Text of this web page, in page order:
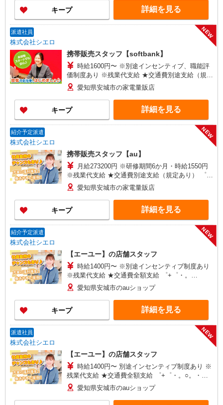
インセンティブ支給(規定有) ★月2回払い・週払い
可能（規程有）★ ゜・。○。・゜+゜・。○。・゜
+゜
キープ 詳細を見る
派遣社員
株式会社シエロ
NEW
携帯販売スタッフ【softbank】
時給1600円〜 ※別途インセンティブ、職能評
価制度あり ※残業代支給 ★交通費別途支給（規定
あり） ゜+゜・。○。・゜+゜・。○。・゜+゜ 入
社祝い金10万円支給(規定有) お友達を紹介頂くと,
インセンティブ支給(規定有) ★月2回払い・週払い
可能（規程有）★ ゜・。○。・゜+゜・。○。・゜
+゜
愛知県安城市の家電量販店
キープ 詳細を見る
紹介予定派遣
株式会社シエロ
NEW
携帯販売スタッフ【au】
月給273200円 ※研修期間6か月・時給1550円
※残業代支給 ★交通費別途支給（規定あり） ゜
+゜・。○。・゜+゜・。○。・゜+゜ 入社祝い金10
万円支給(規定有) お友達を紹介頂くと, インセンテ
ィブ支給(規定有) ゜・。○。・゜+゜・。○。・゜
+゜
愛知県安城市の家電量販店
キープ 詳細を見る
紹介予定派遣
株式会社シエロ
NEW
【エーユー】の店舗スタッフ
時給1400円〜 ※別途インセンティブ制度あり
※残業代支給 ★交通費全額支給 ゜+゜・。
○。・゜+゜・。○。・゜+゜ 入社祝い金10万円支
給(規定有) お友達を紹介頂くと, インセンティブ支
給(規定有) ★月2回払い・週払い可能（規程有）★
゜・。○。・゜+゜・。○。・゜+゜
愛知県安城市のauショップ
キープ 詳細を見る
派遣社員
株式会社シエロ
NEW
【エーユー】の店舗スタッフ
時給1400円〜 別途インセンティブ制度あり ※
残業代支給 ★交通費全額支給 ゜+゜・。○。・゜
+゜・。○。・゜+゜ 入社祝い金10万円支給(規定
有) お友達を紹介頂くと, インセンティブ支給(規定
有) ★月2回払い・週払い可能（規程有）★ ゜・。
愛知県安城市のauショップ